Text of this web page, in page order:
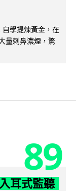
學提煉黃金，在
量刺鼻濃煙，驚
89
耳式監聽